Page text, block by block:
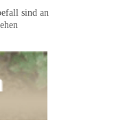
sind an